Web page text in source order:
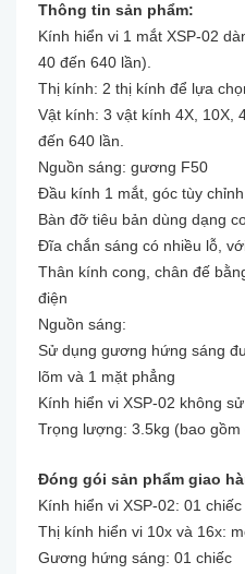
Thông tin sản phẩm:
Kính hiển vi 1 mắt XSP-02
40 đến 640 lần).
Thị kính: 2 thị kính để lựa
Vật kính: 3 vật kính 4X, 10X,
đến 640 lần.
Nguồn sáng: gương F50
Đầu kính 1 mắt, góc tùy
Bàn đỡ tiêu bản dùng dạng
Đĩa chắn sáng có nhiều lỗ,
Thân kính cong, chân đế
điện
Nguồn sáng:
Sử dụng gương hứng sáng
lõm và 1 mặt phẳng
Kính hiển vi XSP-02 không
Trọng lượng: 3.5kg (bao
Đóng gói sản phẩm giao
Kính hiển vi XSP-02: 01 chiếc
Thị kính hiển vi 10x và 16x:
Gương hứng sáng: 01 chiếc